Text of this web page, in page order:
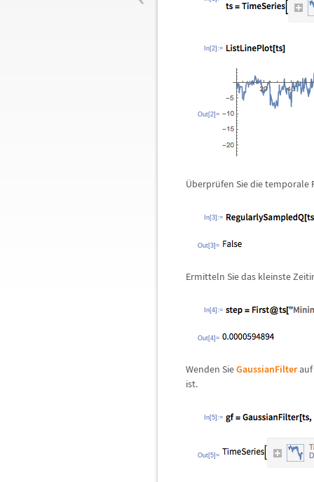
In[2]:=
Out[2]=
Überprüfen Sie die temporale
In[3]:=
Out[3]=
Ermitteln Sie das kleinste
In[4]:=
Out[4]=
Wenden SieGaussianFilterauf
ist.
In[5]:=
Out[5]=